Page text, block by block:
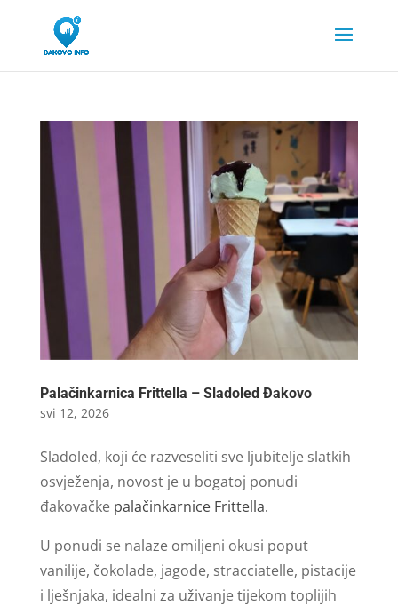
Palačinkarnica Frittella – Sladoled Đakovo
svi 12, 2026
Sladoled, koji će razveseliti sve ljubitelje slatkih
osvježenja, novost je u bogatoj ponudi
đakovačkepalačinkarnice Frittella.
U ponudi se nalaze omiljeni okusi poput
vanilije, čokolade, jagode, stracciatelle, pistacije
i lješnjaka, idealni za uživanje tijekom toplijih